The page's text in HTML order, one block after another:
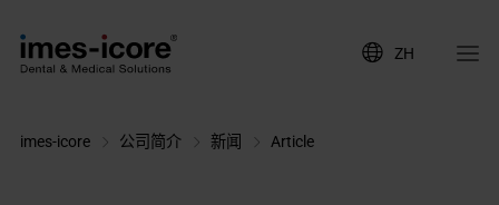
ZH
imes-icore 公司简介 新闻 Article